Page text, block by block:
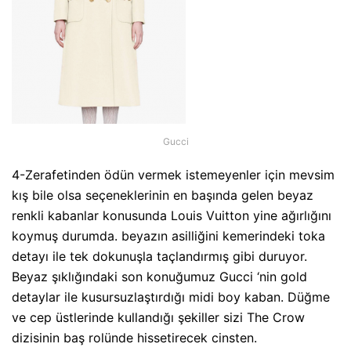
Gucci
4-Zerafetinden ödün vermek istemeyenler için mevsim
kış bile olsa seçeneklerinin en başında gelen beyaz
renkli kabanlar konusunda Louis Vuitton yine ağırlığını
koymuş durumda. beyazın asilliğini kemerindeki toka
detayı ile tek dokunuşla taçlandırmış gibi duruyor.
Beyaz şıklığındaki son konuğumuz Gucci ‘nin gold
detaylar ile kusursuzlaştırdığı midi boy kaban. Düğme
ve cep üstlerinde kullandığı şekiller sizi The Crow
dizisinin baş rolünde hissetirecek cinsten.